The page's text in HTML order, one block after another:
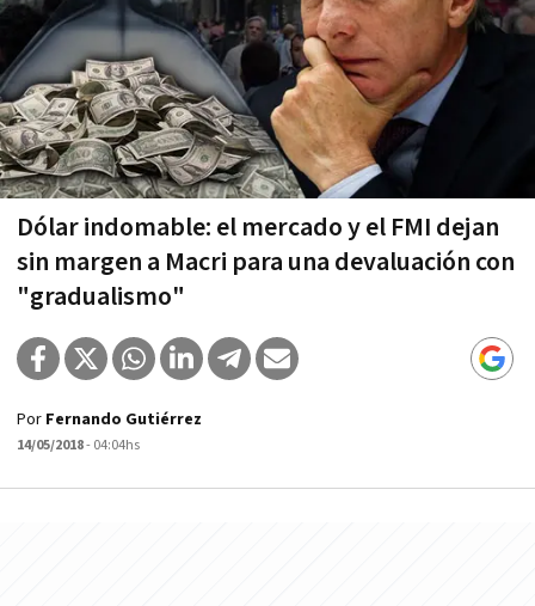
Dólar indomable: el mercado y el FMI dejan
sin margen a Macri para una devaluación con
"gradualismo"
Por Fernando Gutiérrez
14/05/2018- 04:04hs